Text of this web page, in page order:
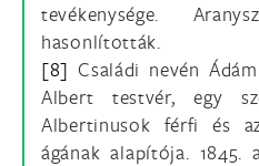
tevékenysége.
hasonlították.
[8] Családi nevén
Albert testvér, egy
Albertinusok férfi és
ágának alapítója. 1845.